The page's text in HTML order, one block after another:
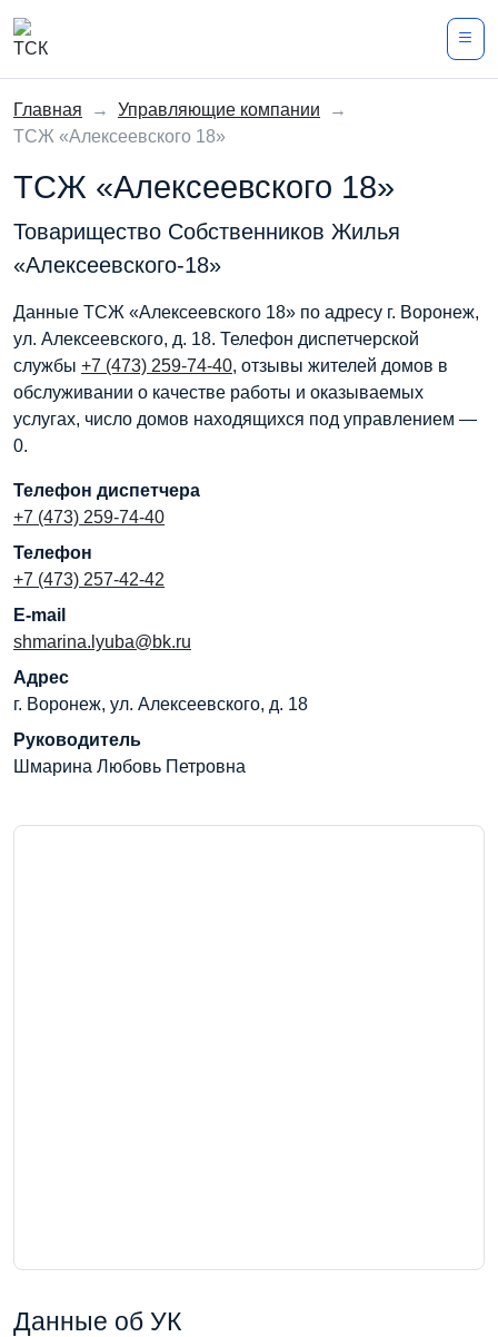
Главная → Управляющие компании
→
ТСЖ «Алексеевского 18»
ТСЖ «Алексеевского 18»
Товарищество Собственников Жилья
«Алексеевского-18»
Данные ТСЖ «Алексеевского 18» по адресу г. Воронеж,
ул. Алексеевского, д. 18. Телефон диспетчерской
службы +7 (473) 259-74-40, отзывы жителей домов в
обслуживании о качестве работы и оказываемых
услугах, число домов находящихся под управлением —
0.
Телефон диспетчера
+7 (473) 259-74-40
Телефон
+7 (473) 257-42-42
E-mail
shmarina.lyuba@bk.ru
Адрес
г. Воронеж, ул. Алексеевского, д. 18
Руководитель
Шмарина Любовь Петровна
Данные об УК